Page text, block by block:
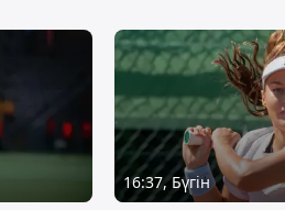
16:37, Бүгін